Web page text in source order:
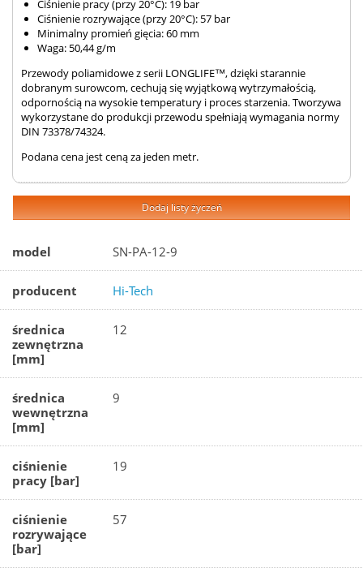
Ciśnienie pracy (przy 20°C): 19 bar
Ciśnienie rozrywające (przy 20°C): 57 bar
Minimalny promień gięcia: 60 mm
Waga: 50,44 g/m
Przewody poliamidowe z serii LONGLIFE™, dzięki starannie
dobranym surowcom, cechują się wyjątkową wytrzymałością,
odpornością na wysokie temperatury i proces starzenia. Tworzywa
wykorzystane do produkcji przewodu spełniają wymagania normy
DIN 73378/74324.
Podana cena jest ceną za jeden metr.
Dodaj listy życzeń
model SN-PA-12-9
producent Hi-Tech
średnica
zewnętrzna
[mm]
12
średnica
wewnętrzna
[mm]
9
ciśnienie
pracy [bar]
19
ciśnienie
rozrywające
[bar]
57